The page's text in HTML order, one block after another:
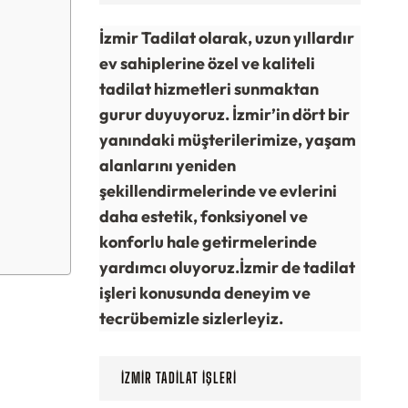
İzmir Tadilat olarak, uzun yıllardır
ev sahiplerine özel ve kaliteli
tadilat hizmetleri sunmaktan
gurur duyuyoruz. İzmir’in dört bir
yanındaki müşterilerimize, yaşam
alanlarını yeniden
şekillendirmelerinde ve evlerini
daha estetik, fonksiyonel ve
konforlu hale getirmelerinde
yardımcı oluyoruz.İzmir de tadilat
işleri konusunda deneyim ve
tecrübemizle sizlerleyiz.
İZMIR TADILAT İŞLERI